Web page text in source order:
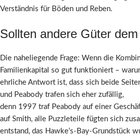
Verständnis für Böden und Reben.
Sollten andere Güter
Die naheliegende Frage: Wenn die
Familienkapital so gut funktioniert –
ehrliche Antwort ist, dass sich beide
und Peabody trafen sich eher zufällig,
denn 1997 traf Peabody auf einer
auf Smith, alle Puzzleteile fügten sich
entstand, das Hawke’s-Bay-Grundstück